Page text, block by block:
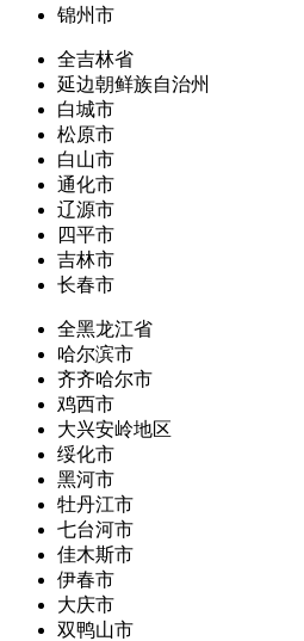
锦州市
全吉林省
延边朝鲜族自治州
白城市
松原市
白山市
通化市
辽源市
四平市
吉林市
长春市
全黑龙江省
哈尔滨市
齐齐哈尔市
鸡西市
大兴安岭地区
绥化市
黑河市
牡丹江市
七台河市
佳木斯市
伊春市
大庆市
双鸭山市